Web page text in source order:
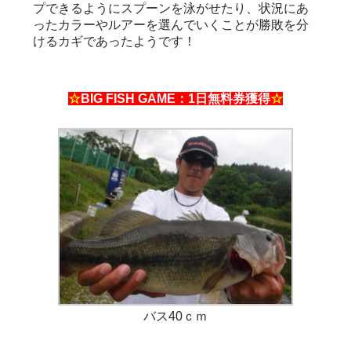
プできるようにスプーンを泳がせたり、状況にあ
ったカラーやルアーを選んでいくことが勝敗を分
けるカギであったようです！
☆BIG FISH GAME：1日無料券獲得☆
バス40ｃｍ